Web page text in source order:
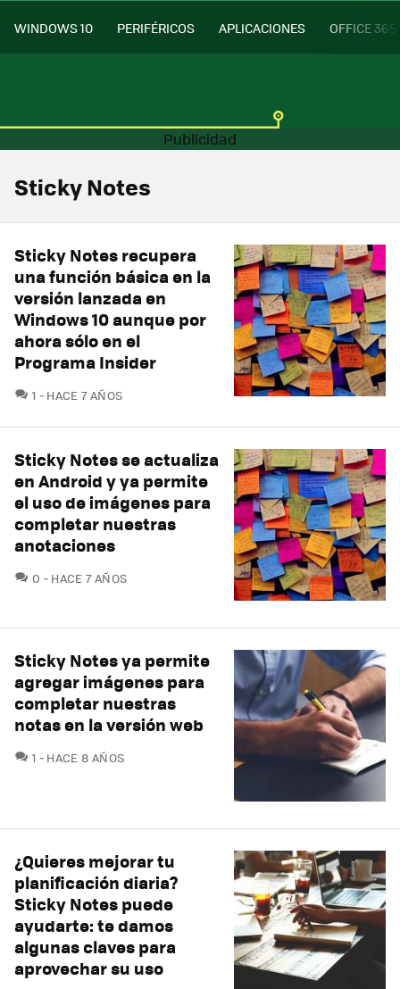
WINDOWS 10 PERIFÉRICOS APLICACIONES OFFICE 365
Sticky Notes
Sticky Notes recupera
una función básica en la
versión lanzada en
Windows 10 aunque por
ahora sólo en el
Programa Insider
1 COMENTARIOS
HACE 7 AÑOS
Sticky Notes se actualiza
en Android y ya permite
el uso de imágenes para
completar nuestras
anotaciones
0 COMENTARIOS
HACE 7 AÑOS
Sticky Notes ya permite
agregar imágenes para
completar nuestras
notas en la versión web
1 COMENTARIOS
HACE 8 AÑOS
¿Quieres mejorar tu
planificación diaria?
Sticky Notes puede
ayudarte: te damos
algunas claves para
aprovechar su uso